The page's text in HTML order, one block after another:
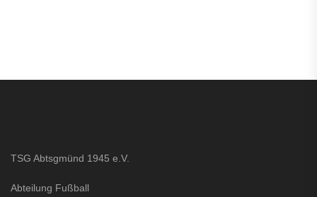
TSG Abtsgmünd 1945 e.V.
Abteilung Fußball